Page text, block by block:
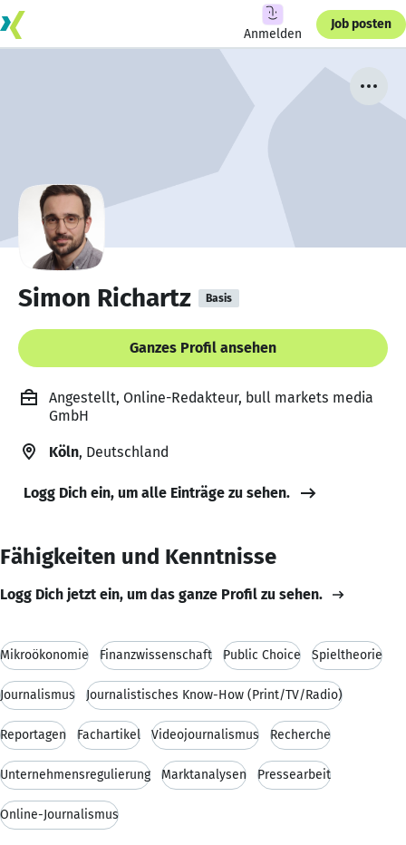
Anmelden
Job posten
Simon Richartz Basis
Ganzes Profil ansehen
Angestellt, Online-Redakteur, bull markets media
GmbH
Köln, Deutschland
Logg Dich ein, um alle Einträge zu sehen.
Fähigkeiten und Kenntnisse
Logg Dich jetzt ein, um das ganze Profil zu sehen.
Mikroökonomie Finanzwissenschaft Public Choice Spieltheorie
Journalismus Journalistisches Know-How (Print/TV/Radio)
Reportagen Fachartikel Videojournalismus Recherche
Unternehmensregulierung Marktanalysen Pressearbeit
Online-Journalismus